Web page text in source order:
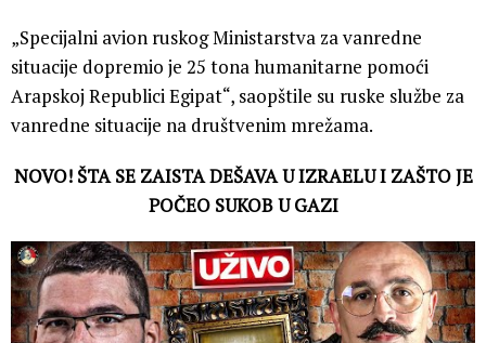
„Specijalni avion ruskog Ministarstva za vanredne
situacije dopremio je 25 tona humanitarne pomoći
Arapskoj Republici Egipat“, saopštile su ruske službe za
vanredne situacije na društvenim mrežama.
NOVO! ŠTA SE ZAISTA DEŠAVA U IZRAELU I ZAŠTO JE
POČEO SUKOB U GAZI